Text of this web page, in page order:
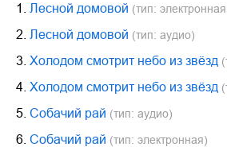
1. Лесной домовой (тип:
2. Лесной домовой (тип: аудио)
3. Холодом смотрит небо из звёзд
4. Холодом смотрит небо из звёзд
5. Собачий рай (тип: аудио)
6. Собачий рай (тип: электронная)